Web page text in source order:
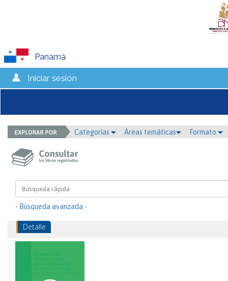
Panamá
Iniciar sesión
Categorías Áreas temáticas Formato
- Búsqueda avanzada -
Detalle